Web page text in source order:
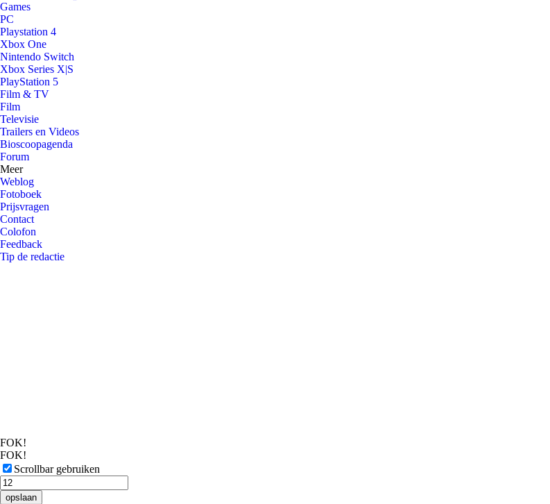
Games
PC
Playstation 4
Xbox One
Nintendo Switch
Xbox Series X|S
PlayStation 5
Film & TV
Film
Televisie
Trailers en Videos
Bioscoopagenda
Forum
Meer
Weblog
Fotoboek
Prijsvragen
Contact
Colofon
Feedback
Tip de redactie
FOK!
FOK!
Scrollbar gebruiken
opslaan